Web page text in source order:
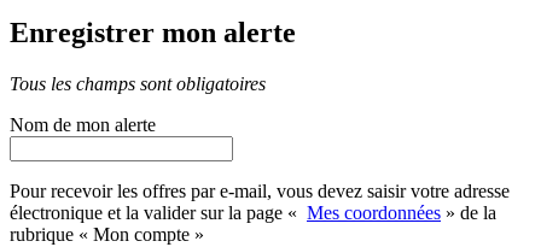
Enregistrer mon alerte
Tous les champs sont obligatoires
Nom de mon alerte
Pour recevoir les offres par e-mail, vous devez saisir votre adresse
électronique et la valider sur la page « Mes coordonnées » de la
rubrique « Mon compte »